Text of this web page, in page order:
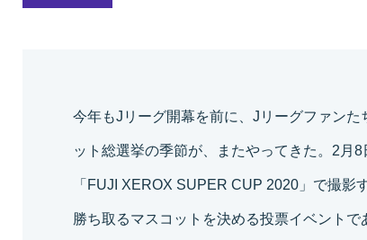
今年もJリーグ開幕を前に、Jリーグファン
ット総選挙の季節が、またやってきた。2月
「FUJI XEROX SUPER CUP 2020」で撮影
勝ち取るマスコットを決める投票イベントで